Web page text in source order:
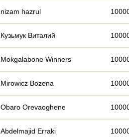
nizam hazrul
Кузьмук Виталий
Mokgalabone Winners
Mirowicz Bozena
Obaro Orevaoghene
Abdelmajid Erraki